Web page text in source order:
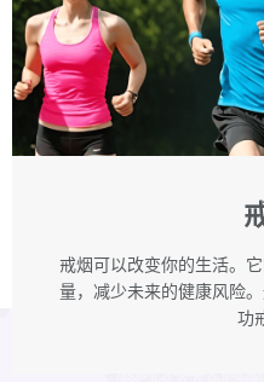
戒烟可以改变你的生活。
量，减少未来的健康风险
功